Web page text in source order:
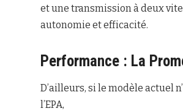
et une transmission à deux
autonomie et efficacité.
Performance : La
D’ailleurs, si le modèle actuel
l’EPA,